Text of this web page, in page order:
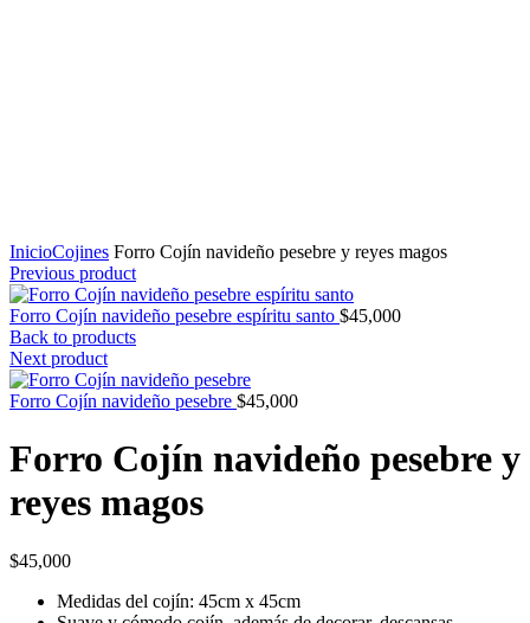
InicioCojines Forro Cojín navideño pesebre y reyes magos
Previous product
Forro Cojín navideño pesebre espíritu santo $45,000
Back to products
Next product
Forro Cojín navideño pesebre $45,000
Forro Cojín navideño pesebre y
reyes magos
$45,000
Medidas del cojín: 45cm x 45cm